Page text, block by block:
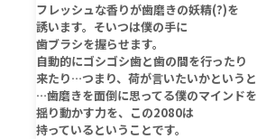
フレッシュな香りが歯磨きの妖精(?)を
誘います。そいつは僕の手に
歯ブラシを握らせます。
自動的にゴシゴシ歯と歯の間を行ったり
来たり…つまり、荷が言いたいかというと
…歯磨きを面倒に思ってる僕のマインドを
揺り動かす力を、この2080は
持っているということです。